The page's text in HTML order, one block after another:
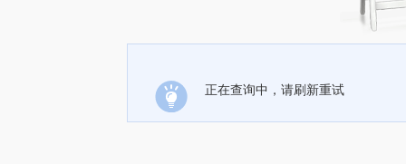
正在查询中，请刷新重试